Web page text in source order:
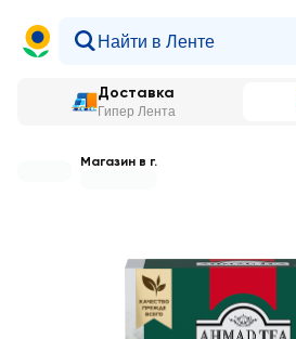
Доставка
Гипер Лента
Магазин в г.